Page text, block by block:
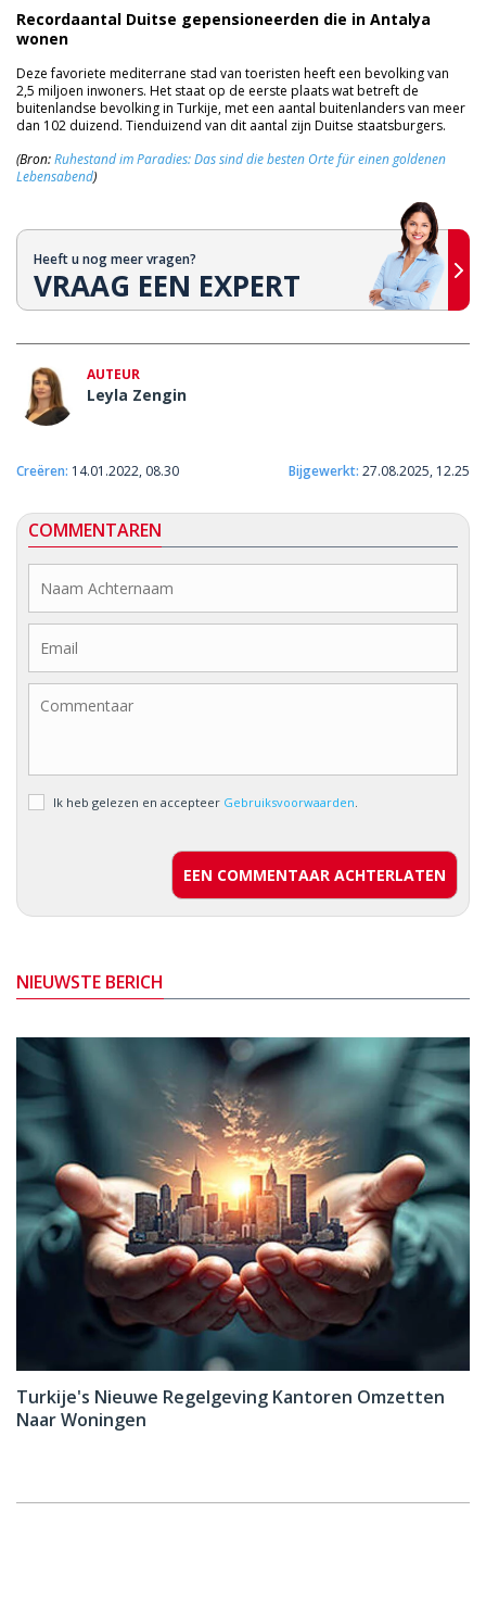
Recordaantal Duitse gepensioneerden die in Antalya
wonen
Deze favoriete mediterrane stad van toeristen heeft een bevolking van
2,5 miljoen inwoners. Het staat op de eerste plaats wat betreft de
buitenlandse bevolking in Turkije, met een aantal buitenlanders van meer
dan 102 duizend. Tienduizend van dit aantal zijn Duitse staatsburgers.
(Bron:Ruhestand im Paradies: Das sind die besten Orte für einen goldenen
Lebensabend)
Heeft u nog meer vragen?
VRAAG EEN EXPERT
AUTEUR
Leyla Zengin
Creëren: 14.01.2022, 08.30 Bijgewerkt: 27.08.2025, 12.25
COMMENTAREN
Ik heb gelezen en accepteer Gebruiksvoorwaarden.
EEN COMMENTAAR ACHTERLATEN
NIEUWSTE BERICH
Turkije's Nieuwe Regelgeving Kantoren Omzetten
Naar Woningen